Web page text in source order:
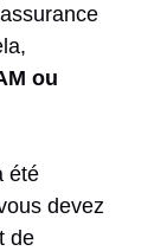
ou
été
devez
de